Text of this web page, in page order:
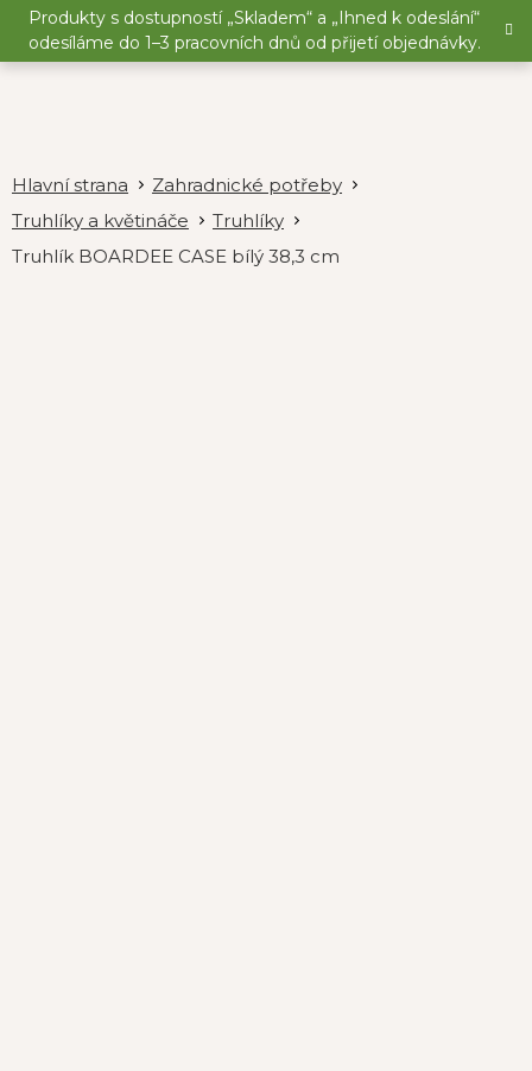
Přejít
obsah
Produkty s dostupností „Skladem“ a „Ihned k odeslání“
odesíláme do 1–3 pracovních dnů od přijetí objednávky.
Zahradnické potřeby
Truhlíky a květináče
Truhlíky
Truhlík BOARDEE CASE bílý 38,3 cm